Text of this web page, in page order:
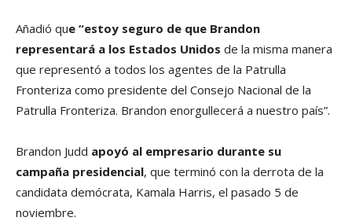
Añadió que “estoy seguro de que Brandon
representará a los Estados Unidos de la misma manera
que representó a todos los agentes de la Patrulla
Fronteriza como presidente del Consejo Nacional de la
Patrulla Fronteriza. Brandon enorgullecerá a nuestro país”.
Brandon Judd apoyó al empresario durante su
campaña presidencial, que terminó con la derrota de la
candidata demócrata, Kamala Harris, el pasado 5 de
noviembre.